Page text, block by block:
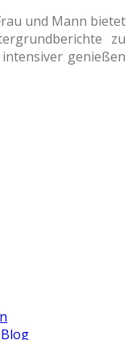
und Mann bietet
zu
genießen